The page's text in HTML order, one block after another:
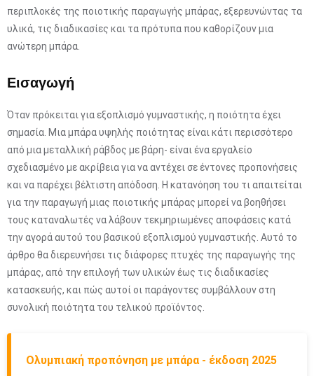
περιπλοκές της ποιοτικής παραγωγής μπάρας, εξερευνώντας τα
υλικά, τις διαδικασίες και τα πρότυπα που καθορίζουν μια
ανώτερη μπάρα.
Εισαγωγή
Όταν πρόκειται για εξοπλισμό γυμναστικής, η ποιότητα έχει
σημασία. Μια μπάρα υψηλής ποιότητας είναι κάτι περισσότερο
από μια μεταλλική ράβδος με βάρη- είναι ένα εργαλείο
σχεδιασμένο με ακρίβεια για να αντέχει σε έντονες προπονήσεις
και να παρέχει βέλτιστη απόδοση. Η κατανόηση του τι απαιτείται
για την παραγωγή μιας ποιοτικής μπάρας μπορεί να βοηθήσει
τους καταναλωτές να λάβουν τεκμηριωμένες αποφάσεις κατά
την αγορά αυτού του βασικού εξοπλισμού γυμναστικής. Αυτό το
άρθρο θα διερευνήσει τις διάφορες πτυχές της παραγωγής της
μπάρας, από την επιλογή των υλικών έως τις διαδικασίες
κατασκευής, και πώς αυτοί οι παράγοντες συμβάλλουν στη
συνολική ποιότητα του τελικού προϊόντος.
Ολυμπιακή προπόνηση με μπάρα - έκδοση 2025